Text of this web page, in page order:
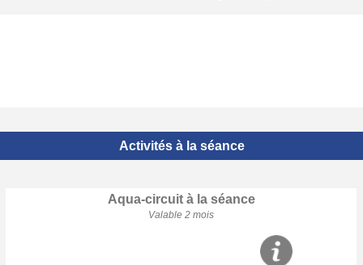
Activités à la séance
Aqua-circuit à la séance
Valable 2 mois